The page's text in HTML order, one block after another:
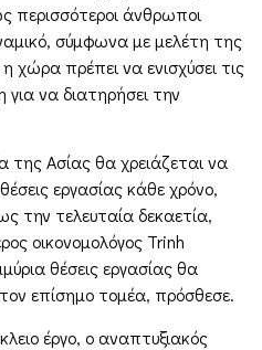
περισσότεροι άνθρωποι
σύμφωνα με μελέτη της
χώρα πρέπει να ενισχύσει τις
να διατηρήσει την
της Ασίας θα χρειάζεται να
εργασίας κάθε χρόνο,
την τελευταία δεκαετία,
οικονομολόγος Trinh
θέσεις εργασίας θα
επίσημο τομέα, πρόσθεσε.
έργο, ο αναπτυξιακός